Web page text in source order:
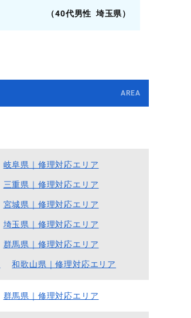
（40代男性 埼玉県）
AREA
岐阜県｜修理対応エリア
三重県｜修理対応エリア
宮城県｜修理対応エリア
埼玉県｜修理対応エリア
群馬県｜修理対応エリア
和歌山県｜修理対応エリア
群馬県｜修理対応エリア